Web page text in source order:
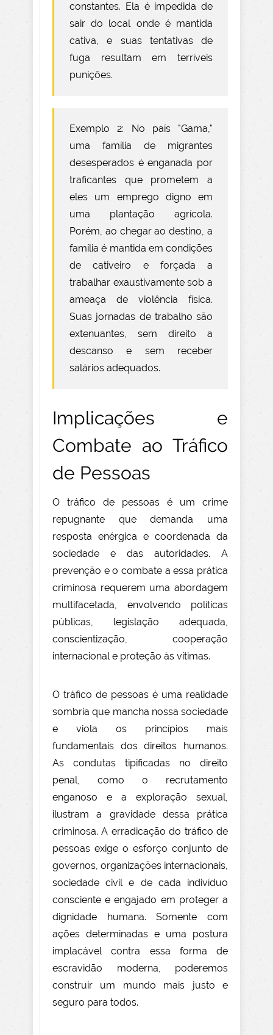
constantes. Ela é impedida de
sair do local onde é mantida
cativa, e suas tentativas de
fuga resultam em terríveis
punições.
Exemplo 2: No país "Gama,"
uma família de migrantes
desesperados é enganada por
traficantes que prometem a
eles um emprego digno em
uma plantação agrícola.
Porém, ao chegar ao destino, a
família é mantida em condições
de cativeiro e forçada a
trabalhar exaustivamente sob a
ameaça de violência física.
Suas jornadas de trabalho são
extenuantes, sem direito a
descanso e sem receber
salários adequados.
Implicações e
Combate ao Tráfico
de Pessoas
O tráfico de pessoas é um crime
repugnante que demanda uma
resposta enérgica e coordenada da
sociedade e das autoridades. A
prevenção e o combate a essa prática
criminosa requerem uma abordagem
multifacetada, envolvendo políticas
públicas, legislação adequada,
conscientização, cooperação
internacional e proteção às vítimas.
O tráfico de pessoas é uma realidade
sombria que mancha nossa sociedade
e viola os princípios mais
fundamentais dos direitos humanos.
As condutas tipificadas no direito
penal, como o recrutamento
enganoso e a exploração sexual,
ilustram a gravidade dessa prática
criminosa. A erradicação do tráfico de
pessoas exige o esforço conjunto de
governos, organizações internacionais,
sociedade civil e de cada indivíduo
consciente e engajado em proteger a
dignidade humana. Somente com
ações determinadas e uma postura
implacável contra essa forma de
escravidão moderna, poderemos
construir um mundo mais justo e
seguro para todos.